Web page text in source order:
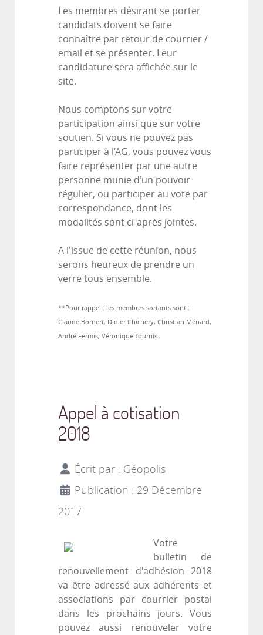
Les membres désirant se porter
candidats doivent se faire
connaître par retour de courrier /
email et se présenter. Leur
candidature sera affichée sur le
site.
Nous comptons sur votre
participation ainsi que sur votre
soutien. Si vous ne pouvez pas
participer à l’AG, vous pouvez vous
faire représenter par une autre
personne munie d’un pouvoir
régulier, ou participer au vote par
correspondance, dont les
modalités sont ci-après jointes.
A l'issue de cette réunion, nous
serons heureux de prendre un
verre tous ensemble.
**Pour rappel : les membres sortants sont :
Claude Bornert, Didier Chichery, Christian Ménard,
André Fermis, Véronique Tournis.
Appel à cotisation
2018
Écrit par : Géopolis
Publication : 29 Décembre
2017
Votre
bulletin de
renouvellement d'adhésion 2018
va être adressé aux adhérents et
associations par courrier postal
dans les prochains jours. Vous
pouvez aussi renouveler votre